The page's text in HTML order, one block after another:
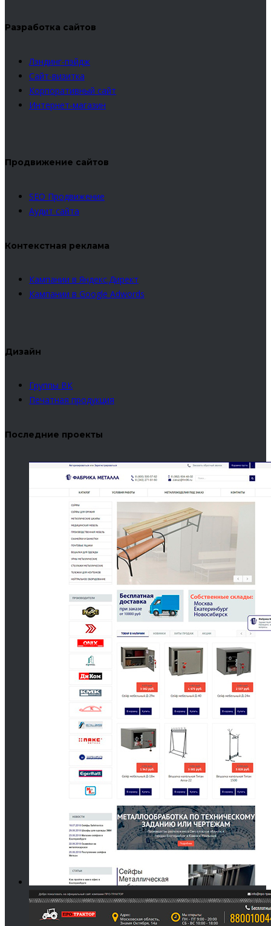
Разработка сайтов
Лэндинг-пэйдж
Сайт-визитка
Корпоративный сайт
Интернет-магазин
Продвижение сайтов
SEO Продвижение
Аудит сайта
Контекстная реклама
Кампании в Яндекс.Директ
Кампании в Google Adwords
Дизайн
Группы ВК
Печатная продукция
Последние проекты